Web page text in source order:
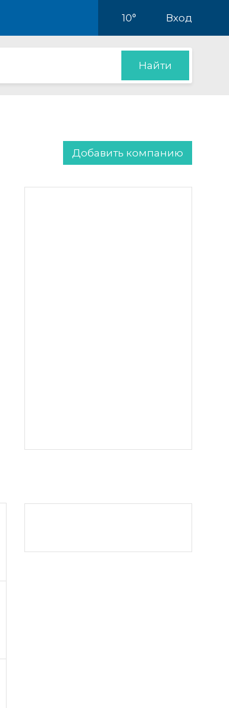
10° Вход
Найти
Добавить компанию